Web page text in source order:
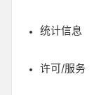
统计信息
许可/服务